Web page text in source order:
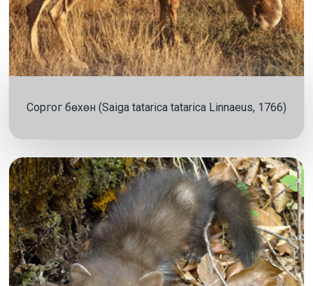
Соргог бөхөн (Saiga tatarica tatarica Linnaeus, 1766)